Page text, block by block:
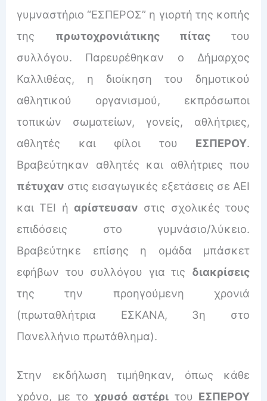
γυμναστήριο “ΕΣΠΕΡΟΣ” η γιορτή της κοπής
της πρωτοχρονιάτικης πίτας του
συλλόγου. Παρευρέθηκαν ο Δήμαρχος
Καλλιθέας, η διοίκηση του δημοτικού
αθλητικού οργανισμού, εκπρόσωποι
τοπικών σωματείων, γονείς, αθλήτριες,
αθλητές και φίλοι του ΕΣΠΕΡΟΥ.
Βραβεύτηκαν αθλητές και αθλήτριες που
πέτυχαν στις εισαγωγικές εξετάσεις σε ΑΕΙ
και ΤΕΙ ήαρίστευσαν στις σχολικές τους
επιδόσεις στο γυμνάσιο/λύκειο.
Βραβεύτηκε επίσης η ομάδα μπάσκετ
εφήβων του συλλόγου για τις διακρίσεις
της την προηγούμενη χρονιά
(πρωταθλήτρια ΕΣΚΑΝΑ, 3η στο
Πανελλήνιο πρωτάθλημα).
Στην εκδήλωση τιμήθηκαν, όπως κάθε
χρόνο, με το χρυσό αστέρι του ΕΣΠΕΡΟΥ